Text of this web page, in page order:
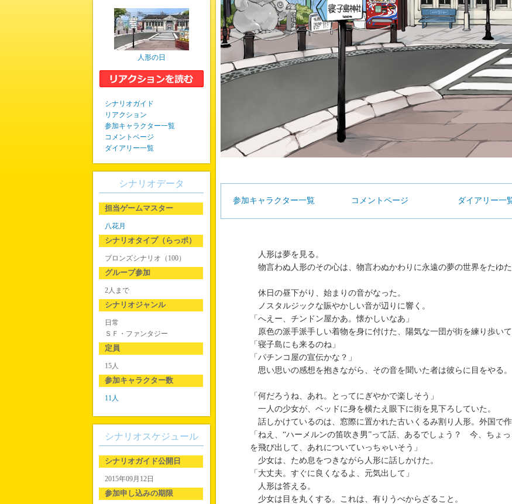
参加キャラクター一覧 コメントページ ダイアリー一
人形は夢を見る。
物言わぬ人形のその心は、物言わぬかわりに永遠の夢の世界をたゆた
休日の昼下がり、始まりの音がなった。
ノスタルジックな賑やかしい音が辺りに響く。
「へえー、チンドン屋かあ。懐かしいなあ」
原色の派手派手しい着物を身に付けた、陽気な一団が街を練り歩いて
「寝子島にも来るのね」
「パチンコ屋の宣伝かな？」
思い思いの感想を抱きながら、その音を聞いた者は彼らに目をやる。
「何だろうね、あれ。とってにぎやかで楽しそう」
一人の少女が、ベッドに身を横たえ眼下に街を見下ろしていた。
話しかけているのは、窓際に置かれた古いくるみ割り人形。外国で作
「ねえ、“ハーメルンの笛吹き男”って話、あるでしょう？ 今、ちょ
を飛び出して、あれについていっちゃいそう」
少女は、ため息をつきながら人形に話しかけた。
「大丈夫。すぐに良くなるよ、元気出して」
人形は答える。
少女は目を丸くする。これは、有りうべからざること。
人形の日
シナリオガイド
リアクション
参加キャラクター一覧
コメントページ
ダイアリー一覧
シナリオデータ
担当ゲームマスター
八花月
シナリオタイプ（らっポ）
ブロンズシナリオ（100）
グループ参加
2人まで
シナリオジャンル
日常
ＳＦ・ファンタジー
定員
15人
参加キャラクター数
11人
シナリオスケジュール
シナリオガイド公開日
2015年09月12日
参加申し込みの期限